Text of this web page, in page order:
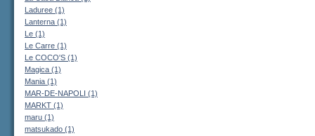
Laduree (1)
Lanterna (1)
Le (1)
Le Carre (1)
Le COCO'S (1)
Magica (1)
Mania (1)
MAR-DE-NAPOLI (1)
MARKT (1)
maru (1)
matsukado (1)